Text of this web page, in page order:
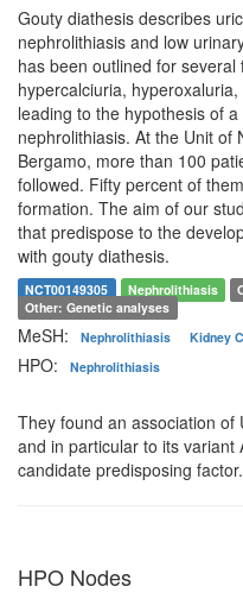
Gouty diathesis describes
nephrolithiasis and low
has been outlined for
hypercalciuria,
leading to the hypothesis of
nephrolithiasis. At the Unit of
Bergamo, more than 100
followed. Fifty percent of
formation. The aim of our
that predispose to the
with gouty diathesis.
NCT00149305 Nephrolithiasis
Other: Genetic analyses
MeSH: Nephrolithiasis Kidney
HPO: Nephrolithiasis
They found an association of
and in particular to its variant
candidate predisposing
HPO Nodes